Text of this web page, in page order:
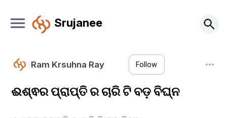
Srujanee
Ram Krsuhna Ray Follow
ଈଶ୍ଵର ପ୍ରାପ୍ତି ର ଚାରି ଟି ବଡ଼ ବିଘ୍ନ